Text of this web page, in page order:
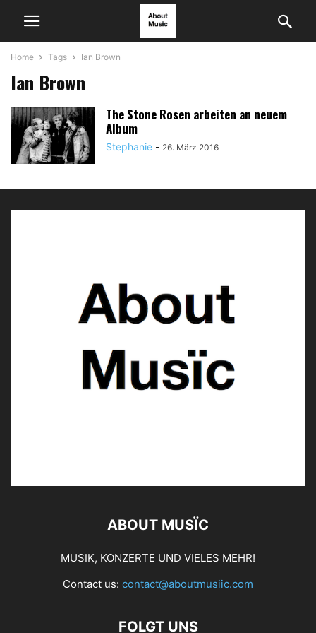
Home Tags Ian Brown
Ian Brown
The Stone Rosen arbeiten an neuem
Album
Stephanie - 26. März 2016
ABOUT MUSÏC
MUSIK, KONZERTE UND VIELES MEHR!
Contact us: contact@aboutmusiic.com
FOLGT UNS